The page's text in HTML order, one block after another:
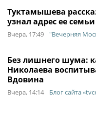
Туктамышева
узнал адрес ее
Вчера, 17:49 "Вечерняя
Без лишнего шума:
Николаева
Вдовина
Вчера, 14:14 Блог сайта